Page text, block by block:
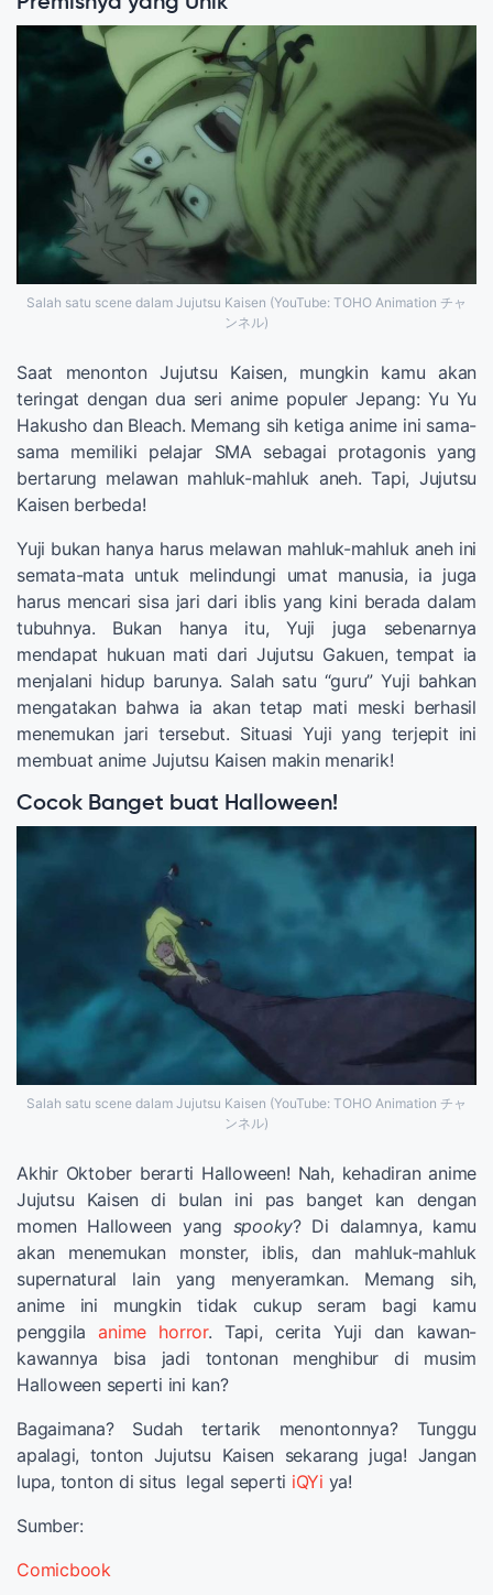
Salah satu scene dalam Jujutsu Kaisen (YouTube: TOHO Animation チャ
ンネル)
Saat menonton Jujutsu Kaisen, mungkin kamu akan
teringat dengan dua seri anime populer Jepang: Yu Yu
Hakusho dan Bleach. Memang sih ketiga anime ini sama-
sama memiliki pelajar SMA sebagai protagonis yang
bertarung melawan mahluk-mahluk aneh. Tapi, Jujutsu
Kaisen berbeda!
Yuji bukan hanya harus melawan mahluk-mahluk aneh ini
semata-mata untuk melindungi umat manusia, ia juga
harus mencari sisa jari dari iblis yang kini berada dalam
tubuhnya. Bukan hanya itu, Yuji juga sebenarnya
mendapat hukuan mati dari Jujutsu Gakuen, tempat ia
menjalani hidup barunya. Salah satu “guru” Yuji bahkan
mengatakan bahwa ia akan tetap mati meski berhasil
menemukan jari tersebut. Situasi Yuji yang terjepit ini
membuat anime Jujutsu Kaisen makin menarik!
Cocok Banget buat Halloween!
Salah satu scene dalam Jujutsu Kaisen (YouTube: TOHO Animation チャ
ンネル)
Akhir Oktober berarti Halloween! Nah, kehadiran anime
Jujutsu Kaisen di bulan ini pas banget kan dengan
momen Halloween yang spooky? Di dalamnya, kamu
akan menemukan monster, iblis, dan mahluk-mahluk
supernatural lain yang menyeramkan. Memang sih,
anime ini mungkin tidak cukup seram bagi kamu
penggilaanime horror. Tapi, cerita Yuji dan kawan-
kawannya bisa jadi tontonan menghibur di musim
Halloween seperti ini kan?
Bagaimana? Sudah tertarik menontonnya? Tunggu
apalagi, tonton Jujutsu Kaisen sekarang juga! Jangan
lupa, tonton di situs legal seperti iQYi ya!
Sumber:
Comicbook